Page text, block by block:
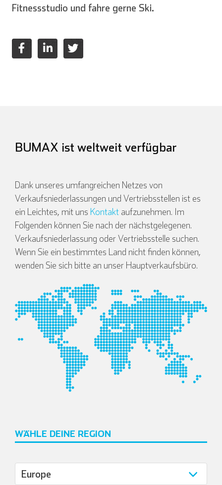
Fitnessstudio und fahre gerne Ski.
BUMAX ist weltweit verfügbar
Dank unseres umfangreichen Netzes von
Verkaufsniederlassungen und Vertriebsstellen ist es
ein Leichtes, mit uns Kontakt aufzunehmen. Im
Folgenden können Sie nach der nächstgelegenen.
Verkaufsniederlassung oder Vertriebsstelle suchen.
Wenn Sie ein bestimmtes Land nicht finden können,
wenden Sie sich bitte an unser Hauptverkaufsbüro.
WÄHLE DEINE REGION